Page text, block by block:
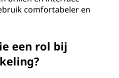
comfortabeler en
een rol bij